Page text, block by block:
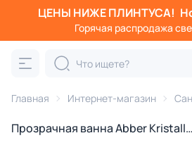
ЦЕНЫ НИЖЕ ПЛИНТУСА!
Горячая распродажа
Главная Интернет-магазин
Прозрачная ванна Abber Kristall